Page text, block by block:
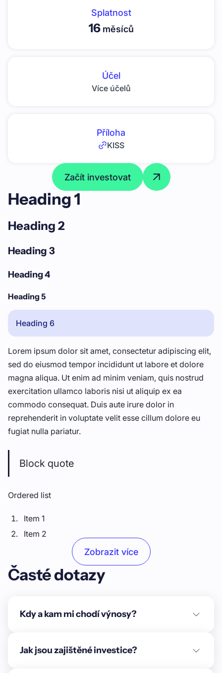
Splatnost
16měsíců
Účel
Více účelů
Příloha
KISS
Začít investovat
Heading 1
Heading 2
Heading 3
Heading 4
Heading 5
Heading 6
Lorem ipsum dolor sit amet, consectetur adipiscing elit,
sed do eiusmod tempor incididunt ut labore et dolore
magna aliqua. Ut enim ad minim veniam, quis nostrud
exercitation ullamco laboris nisi ut aliquip ex ea
commodo consequat. Duis aute irure dolor in
reprehenderit in voluptate velit esse cillum dolore eu
fugiat nulla pariatur.
Block quote
Ordered list
Item 1
Item 2
Unordered list
Item B
Text link
Zobrazit více
Časté dotazy
Kdy a kam mi chodí výnosy?
Jak jsou zajištěné investice?